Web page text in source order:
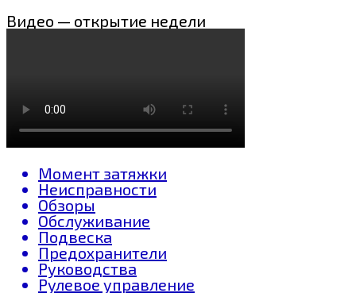
Видео — открытие недели
Момент затяжки
Неисправности
Обзоры
Обслуживание
Подвеска
Предохранители
Руководства
Рулевое управление